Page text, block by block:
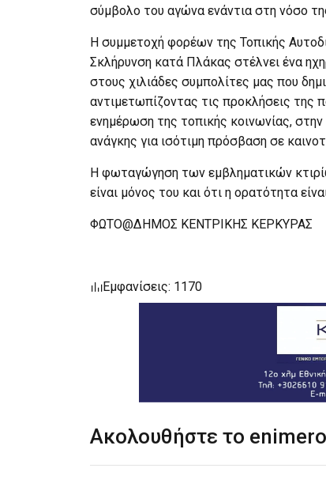
σύμβολο του αγώνα ενάντια στη νόσο
Η συμμετοχή φορέων της Τοπικής
Σκλήρυνση κατά Πλάκας στέλνει ένα
στους χιλιάδες συμπολίτες μας που
αντιμετωπίζοντας τις προκλήσεις της
ενημέρωση της τοπικής κοινωνίας,
ανάγκης για ισότιμη πρόσβαση σε
Η φωταγώγηση των εμβληματικών
είναι μόνος του και ότι η ορατότητα
ΦΩΤΟ@ΔΗΜΟΣ ΚΕΝΤΡΙΚΗΣ ΚΕΡΚΥΡΑΣ
Εμφανίσεις: 1170
Ακολουθήστε το